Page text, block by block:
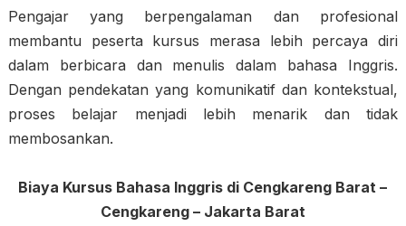
Pengajar yang berpengalaman dan profesional
membantu peserta kursus merasa lebih percaya diri
dalam berbicara dan menulis dalam bahasa Inggris.
Dengan pendekatan yang komunikatif dan kontekstual,
proses belajar menjadi lebih menarik dan tidak
membosankan.
Biaya Kursus Bahasa Inggris di Cengkareng Barat –
Cengkareng – Jakarta Barat